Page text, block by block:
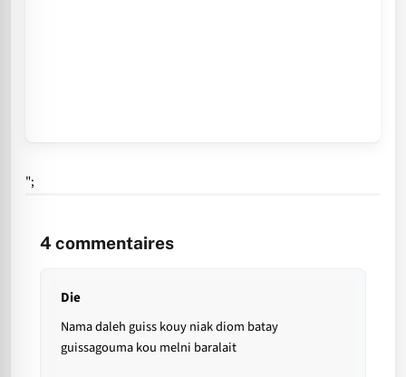
";
4 commentaires
Die
Nama daleh guiss kouy niak diom batay
guissagouma kou melni baralait